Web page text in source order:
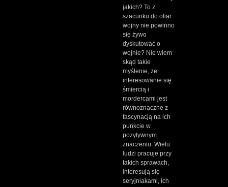
jakich? To z
szacunku do ofiar
wojny nie powinno
się żywo
dyskutować o
wojnie? Nie wiem
skąd takie
myślenie, że
interesowanie się
śmiercią i
mordercami jest
równoznaczne z
fascynacją na ich
punkcie w
pozytywnym
znaczeniu. Wielu
ludzi pracuje przy
takich sprawach,
interesują się
seryjniakami, ich